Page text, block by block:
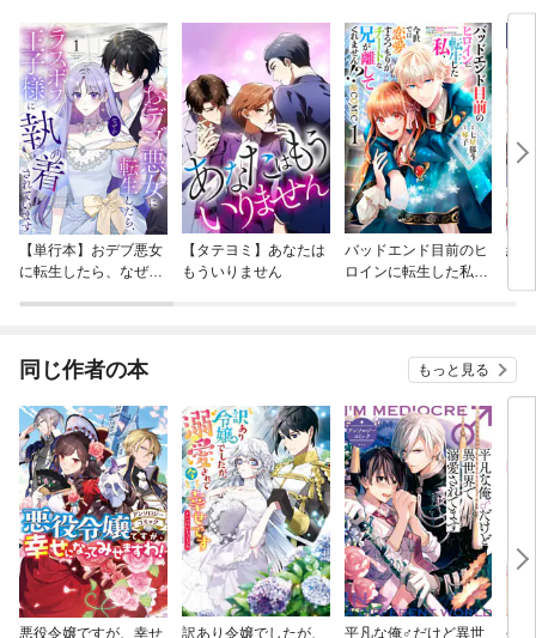
【単行本】おデブ悪女
に転生したら、なぜか
【タテヨミ】あなたは
もういりません
バッドエンド目前のヒ
ロインに転生した私、
結
同じ作者の本 もっと見る
悪役令嬢ですが、幸せ 訳あり令嬢でしたが、 平凡な俺♂だけど異世 今